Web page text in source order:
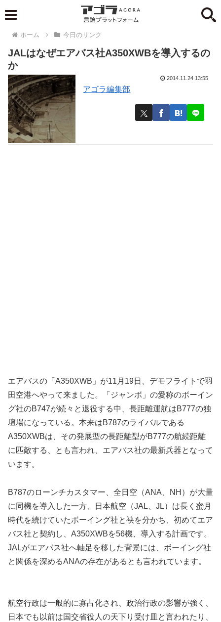
ホーム 今日のリンク
JALはなぜエアバス社A350XWBを導入するの
か
アゴラ編集部
2014.11.24 13:55
エアバスの「A350XWB」が11月19日、デモフライトで羽
田空港へやって来ました。「ジャンボ」の愛称のボーイン
グ社のB747が続々と退役する中、長距離運航はB777の独
壇場になっている。本来はB787のライバルである
A350XWBは、その発展型の長距離型がB777の航続距離
に匹敵する、とも言われ、エアバス社の最新兵器となって
います。
B787のローンチカスタマー、全日空（ANA、NH）が大量
に同機を導入した一方、日本航空（JAL、JL）は長く蜜月
時代を続けていたボーイング社と袂を分かち、初めてエア
バス社と契約し、A350XWBを56機、導入する計画です。
JALがエアバス社へ軸足を移した背景には、ボーイング社
と関係を深めるANAの存在があるとも言われています。
航空行政は一般的に寡占化され、政治行政の影響が強く、
日本でも以前は国交省役人の天下り受け皿と言われたり、